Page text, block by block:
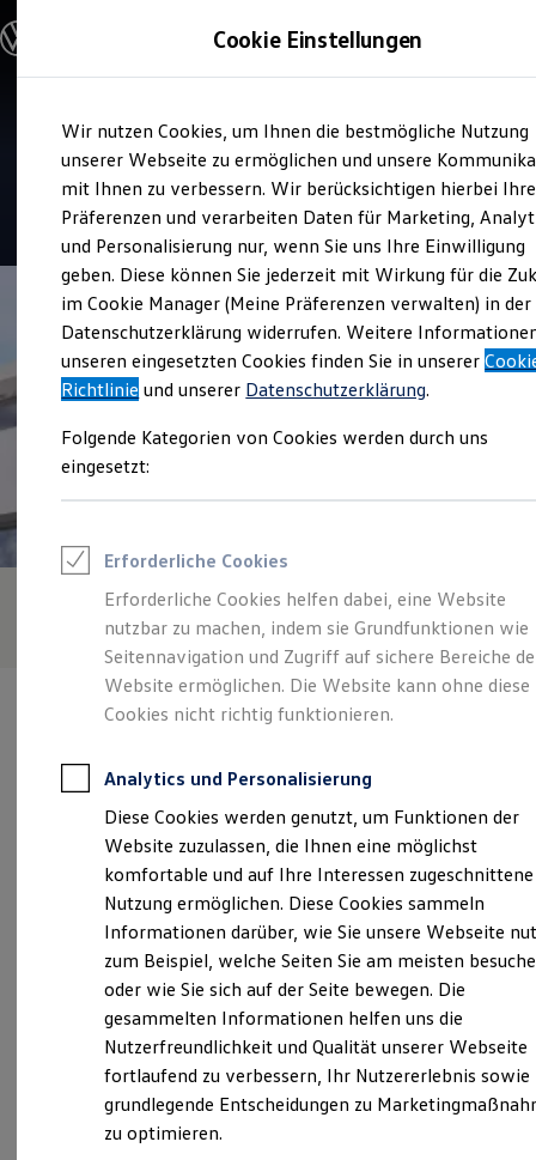
Hauptinhalt
springen
Footer
springen
Modelle & Konfigurator
Nutzfahrzeugkategorien entdecken
Modelle konfigurieren
Vorgängermodelle und Oldtimer
Vorgängermodelle
Oldtimer
Bulli Historie
Branchenlösungen & Gewerbekunden
Umbaulösungen und Hersteller finden
Auf- und Umbauten entdecken & konfigurieren
Groß- und Sonderkunden
Großkunden
Kommunen & Behörden
Journalisten
Sportvereine
Branchenlösungen
Gewerbliche Personenbeförderung
Service & mobile Werkstätten
Kühlfahrzeuge
ONE Business ID Vorteile
Fahrzeugsuche & Marktplatz
Fahrzeugsuche
Fahrzeuge online kaufen
Digitaler Marktplatz
Kauf & Finanzierung
Online-Fahrzeugbewertung
Aktionen & Angebote
Für Gewerbekunden
Profi Paket
TopDeal
Gebrauchtwagen
ProfiPartner für Gebrauchtwagen
Zertifizierte Gebrauchtwagen
Finanzierung
Für Privatkunden
Für Gewerbekunden
Leasing
Für Privatkunden
Für Gewerbekunden
Versicherungen & Garantien
Garantien
Kfz-Versicherung für Nutzfahrzeuge
Restschuldversicherung
Wartungsverträge
Besitzer & Service
Service
Auto-Erz
4.5| 14 Bewertungen
Verantwortlich für die Inhalte auf dieser Seite ist die Auto-Erz
Impressum & Rechtliches)
Am Fohlengarten 4, 54411 Hermeskeil
info@auto-erz.de
Montag-Freitag 07:30-17:30 Uhr
Cookie Einstellungen
Wir nutzen Cookies, um Ihnen die bestmögliche Nutzung
unserer Webseite zu ermöglichen und unsere
mit Ihnen zu verbessern. Wir berücksichtigen hierbei Ihre
Präferenzen und verarbeiten Daten für Marketing,
und Personalisierung nur, wenn Sie uns Ihre Einwilligung
geben. Diese können Sie jederzeit mit Wirkung für die
im Cookie Manager (Meine Präferenzen verwalten) in der
Datenschutzerklärung widerrufen. Weitere
unseren eingesetzten Cookies finden Sie in unserer
Richtlinie und unserer Datenschutzerklärung.
Folgende Kategorien von Cookies werden durch uns
eingesetzt:
Erforderliche Cookies
Erforderliche Cookies helfen dabei, eine Website
nutzbar zu machen, indem sie Grundfunktionen wie
Seitennavigation und Zugriff auf sichere Bereiche
Website ermöglichen. Die Website kann ohne diese
Cookies nicht richtig funktionieren.
Analytics und Personalisierung
Diese Cookies werden genutzt, um Funktionen der
Website zuzulassen, die Ihnen eine möglichst
komfortable und auf Ihre Interessen zugeschnittene
Nutzung ermöglichen. Diese Cookies sammeln
Informationen darüber, wie Sie unsere Webseite
zum Beispiel, welche Seiten Sie am meisten
oder wie Sie sich auf der Seite bewegen. Die
gesammelten Informationen helfen uns die
Nutzerfreundlichkeit und Qualität unserer Webseite
fortlaufend zu verbessern, Ihr Nutzererlebnis sowie
grundlegende Entscheidungen zu
zu optimieren.